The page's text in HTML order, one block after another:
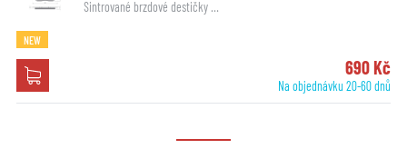
Sintrované brzdové destičky …
NEW
690 Kč
Na objednávku 20-60 dnů